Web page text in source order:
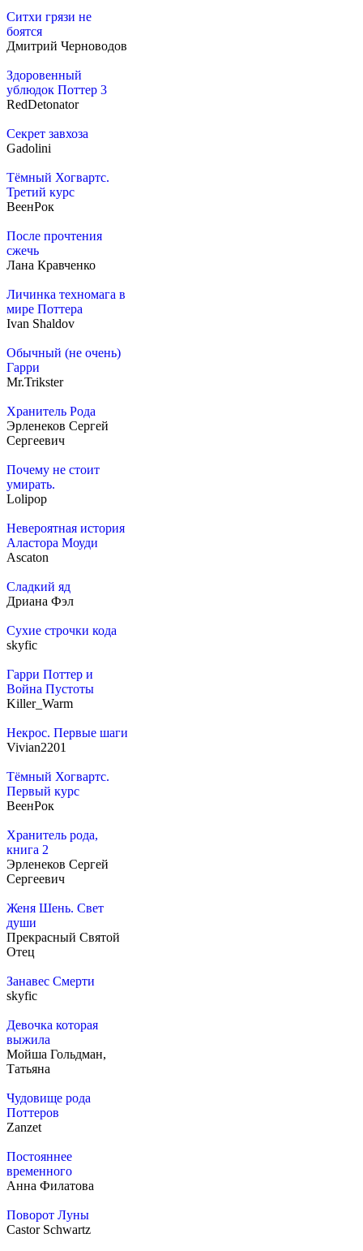
Ситхи грязи не
боятся
Дмитрий Черноводов
Здоровенный
ублюдок Поттер 3
RedDetonator
Секрет завхоза
Gadolini
Тёмный Хогвартс.
Третий курс
ВеенРок
После прочтения
сжечь
Лана Кравченко
Личинка техномага в
мире Поттера
Ivan Shaldov
Обычный (не очень)
Гарри
Mr.Trikster
Хранитель Рода
Эрленеков Сергей
Сергеевич
Почему не стоит
умирать.
Lolipop
Невероятная история
Аластора Моуди
Ascaton
Сладкий яд
Дриана Фэл
Сухие строчки кода
skyfic
Гарри Поттер и
Война Пустоты
Killer_Warm
Некрос. Первые шаги
Vivian2201
Тёмный Хогвартс.
Первый курс
ВеенРок
Хранитель рода,
книга 2
Эрленеков Сергей
Сергеевич
Женя Шень. Свет
души
Прекрасный Святой
Отец
Занавес Смерти
skyfic
Девочка которая
выжила
Мойша Гольдман,
Татьяна
Чудовище рода
Поттеров
Zanzet
Постояннее
временного
Анна Филатова
Поворот Луны
Castor Schwartz